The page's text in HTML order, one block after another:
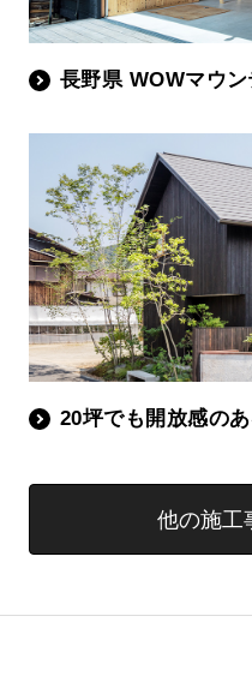
長野県 WOWマウ
20坪でも開放感の
他の施工